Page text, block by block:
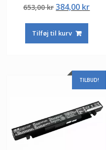
5.00
ud af 5
653,00krDen
pris
var:
384,00 krDen
Tilføj til kurv
TILBUD!